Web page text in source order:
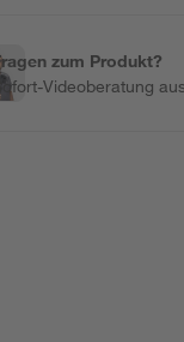
zum Produkt?
Sofort-Videoberatung